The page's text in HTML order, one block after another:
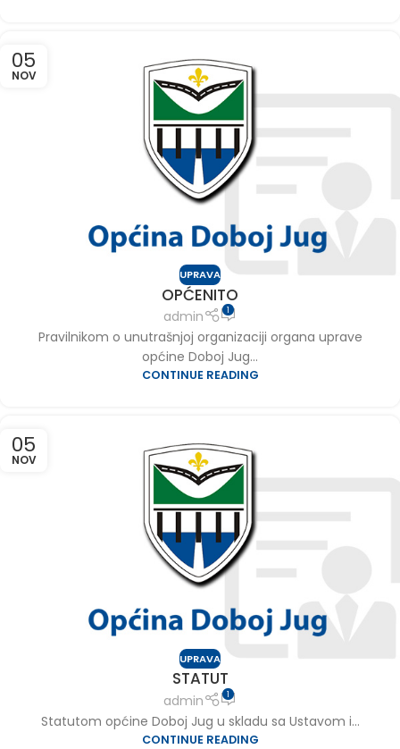
05
NOV
UPRAVA
OPĆENITO
admin 1
Pravilnikom o unutrašnjoj organizaciji organa uprave
općine Doboj Jug...
CONTINUE READING
05
NOV
UPRAVA
STATUT
admin 1
Statutom općine Doboj Jug u skladu sa Ustavom i...
CONTINUE READING